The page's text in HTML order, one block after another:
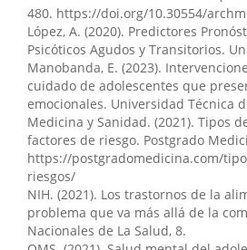
480. https://doi.org/10.30554/
López, A. (2020). Predictores
Psicóticos Agudos y Transitorios.
Manobanda, E. (2023).
cuidado de adolescentes que
emocionales. Universidad Técnica
Medicina y Sanidad. (2021). Tipos
factores de riesgo. Postgrado
https://postgradomedicina.com/
riesgos/
NIH. (2021). Los trastornos de la
problema que va más allá de la
Nacionales de La Salud, 8.